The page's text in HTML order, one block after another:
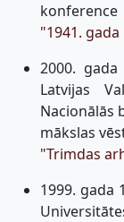
konference
"1941.
2000.
Latvijas
Nacionālās
mākslas
"Trimdas
1999. gada